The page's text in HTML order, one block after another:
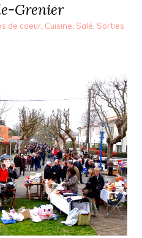
Grenier
de coeur Cuisine Salé Sorties